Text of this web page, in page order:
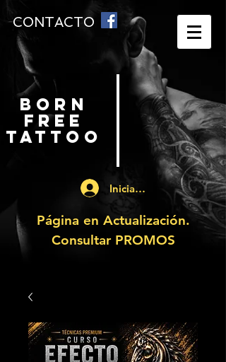
CONTACTO
BORN
FREE
TATTOO
Iniciar sesión
Página en Actualización.
Consultar PROMOS